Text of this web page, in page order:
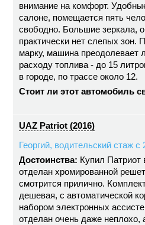
внимание на комфорт.
салоне, помещается пять
свободно. Большие зеркала,
практически нет слепых зон.
марку, машина преодолевает
расходу топлива - до 15
в городе, по трассе около 12.
Стоит ли этот автомобиль
UAZ Patriot (2016)
Георгий, водительский стаж с
Достоинства: Купил Патриот
отделан хромированной
смотрится прилично.
дешевая, с автоматической
набором электронных
отделан очень даже неплохо,